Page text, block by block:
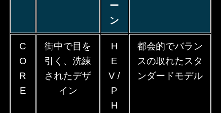
ー
ン
C
O
R
E
街中で目を
引く、洗練
されたデザ
イン
H
E
V /
P
H
都会的でバラン
スの取れたスタ
ンダードモデル